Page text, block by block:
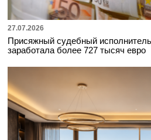
27.07.2026
Присяжный судебный
заработала более 727 тысяч евро